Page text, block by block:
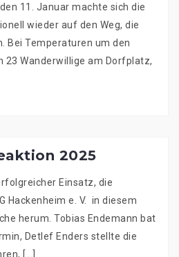
11. Januar machte sich die
wieder auf den Weg, die
Bei Temperaturen um den
Wanderwillige am Dorfplatz,
2025
Einsatz, die
Hackenheim e. V. in diesem
herum. Tobias Endemann bat
Detlef Enders stellte die
[…]